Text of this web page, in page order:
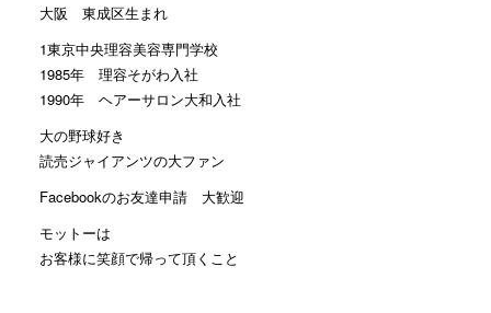
大阪 東成区生まれ
1東京中央理容美容専門学校
1985年 理容そがわ入社
1990年 ヘアーサロン大和入社
大の野球好き
読売ジャイアンツの大ファン
Facebookのお友達申請 大歓迎
モットーは
お客様に笑顔で帰って頂くこと